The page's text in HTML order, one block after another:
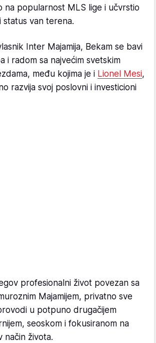
na popularnost MLS lige i učvrstio
status van terena.
Inter Majamija, Bekam se bavi
i radom sa najvećim svetskim
među kojima je i Lionel Mesi,
razvija svoj poslovni i investicioni
profesionalni život povezan sa
Majamijem, privatno sve
u potpuno drugačijem
seoskom i fokusiranom na
način života.